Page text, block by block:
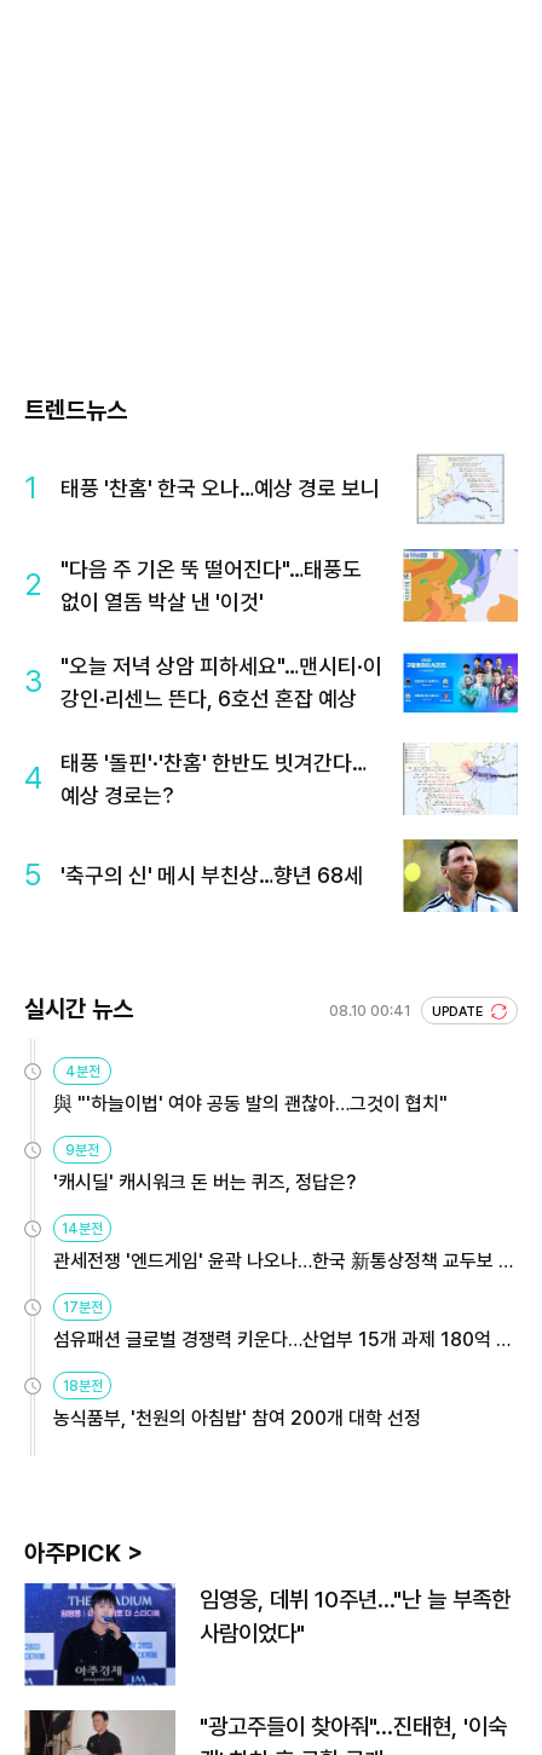
트렌드뉴스
1 태풍 '찬홈' 한국 오나…예상 경로 보니
2
"다음 주 기온 뚝 떨어진다"…태풍도
없이 열돔 박살 낸 '이것'
3
"오늘 저녁 상암 피하세요"…맨시티·이
강인·리센느 뜬다, 6호선 혼잡 예상
4
태풍 '돌핀'·'찬홈' 한반도 빗겨간다…
예상 경로는?
5 '축구의 신' 메시 부친상…향년 68세
실시간 뉴스 08.10 00:41 UPDATE
4분전
與 "'하늘이법' 여야 공동 발의 괜찮아…그것이 협치"
9분전
'캐시딜' 캐시워크 돈 버는 퀴즈, 정답은?
14분전
관세전쟁 '엔드게임' 윤곽 나오나…한국 新통상정책 교두보 활
17분전
섬유패션 글로벌 경쟁력 키운다…산업부 15개 과제 180억 지
18분전
농식품부, '천원의 아침밥' 참여 200개 대학 선정
아주PICK >
임영웅, 데뷔 10주년…"난 늘 부족한
사람이었다"
"광고주들이 찾아줘"…진태현, '이숙